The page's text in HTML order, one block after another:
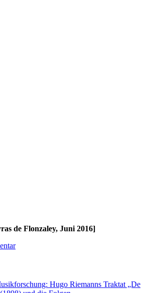
de Flonzaley, Juni 2016]
Hugo Riemanns Traktat „De